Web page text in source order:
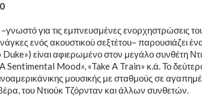
–γνωστό για τις εμπνευσμένες ενορχηστρώσεις
ενός ακουστικού σεξτέτου– παρουσιάζει
είναι αφιερωμένο στον μεγάλο συνθέτη
Sentimental Mood», «Take A Train» κ.ά. Το
μουσικής με σταθμούς σε
του Ντιούκ Τζόρνταν και άλλων συνθετών.